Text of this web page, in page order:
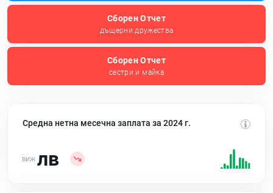
Сборен Отчет
дъщерни дружества
Сборен Отчет
сестри и майка
Средна нетна месечна заплата за 2024 г.
лв